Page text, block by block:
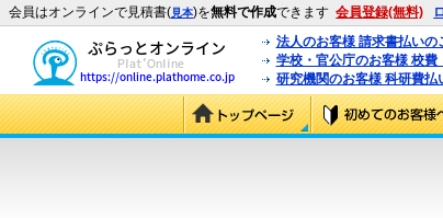
会員はオンラインで見積書(見本)を無料で作成できます 会員登録(無料)
法人のお客様 請求書払いの
学校・官公庁のお客様 校費
研究機関のお客様 科研費払